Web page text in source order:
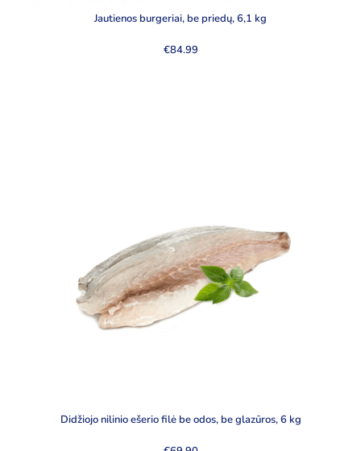
Jautienos burgeriai, be priedų, 6,1 kg
€84.99
Didžiojo nilinio ešerio filė be odos, be glazūros, 6 kg